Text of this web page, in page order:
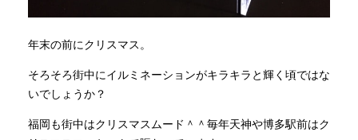
年末の前にクリスマス。
そろそろ街中にイルミネーションがキラキラと輝く頃ではな
いでしょうか？
福岡も街中はクリスマスムード＾＾毎年天神や博多駅前はク